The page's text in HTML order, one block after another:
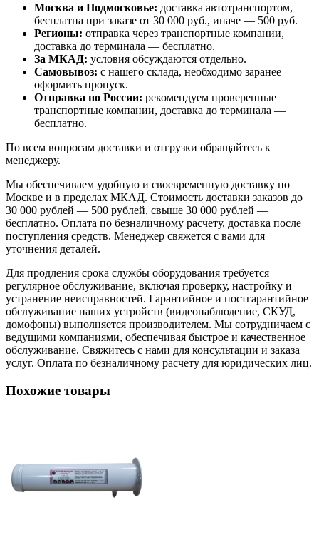
Москва и Подмосковье: доставка автотранспортом,
бесплатна при заказе от 30 000 руб., иначе — 500 руб.
Регионы: отправка через транспортные компании,
доставка до терминала — бесплатно.
За МКАД: условия обсуждаются отдельно.
Самовывоз: с нашего склада, необходимо заранее
оформить пропуск.
Отправка по России: рекомендуем проверенные
транспортные компании, доставка до терминала —
бесплатно.
По всем вопросам доставки и отгрузки обращайтесь к
менеджеру.
Мы обеспечиваем удобную и своевременную доставку по
Москве и в пределах МКАД. Стоимость доставки заказов до
30 000 рублей — 500 рублей, свыше 30 000 рублей —
бесплатно. Оплата по безналичному расчету, доставка после
поступления средств. Менеджер свяжется с вами для
уточнения деталей.
Для продления срока службы оборудования требуется
регулярное обслуживание, включая проверку, настройку и
устранение неисправностей. Гарантийное и постгарантийное
обслуживание наших устройств (видеонаблюдение, СКУД,
домофоны) выполняется производителем. Мы сотрудничаем с
ведущими компаниями, обеспечивая быстрое и качественное
обслуживание. Свяжитесь с нами для консультации и заказа
услуг. Оплата по безналичному расчету для юридических лиц.
Похожие товары